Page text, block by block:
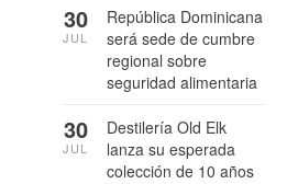
República Dominicana
será sede de cumbre
regional sobre
seguridad alimentaria
30
JUL
Destilería Old Elk
lanza su esperada
colección de 10 años
30
JUL